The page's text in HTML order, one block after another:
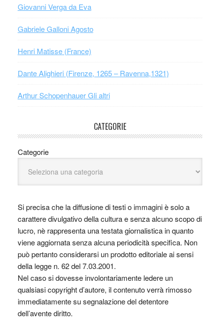
Giovanni Verga da Eva
Gabriele Galloni Agosto
Henri Matisse (France)
Dante Alighieri (Firenze, 1265 – Ravenna,1321)
Arthur Schopenhauer Gli altri
CATEGORIE
Categorie
Si precisa che la diffusione di testi o immagini è solo a
carattere divulgativo della cultura e senza alcuno scopo di
lucro, nè rappresenta una testata giornalistica in quanto
viene aggiornata senza alcuna periodicità specifica. Non
può pertanto considerarsi un prodotto editoriale ai sensi
della legge n. 62 del 7.03.2001.
Nel caso si dovesse involontariamente ledere un
qualsiasi copyright d’autore, il contenuto verrà rimosso
immediatamente su segnalazione del detentore
dell’avente diritto.